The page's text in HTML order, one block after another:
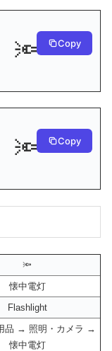
🔦 Copy
🔦 Copy
🔦
懐中電灯
Flashlight
品 → 照明・カメラ →
懐中電灯